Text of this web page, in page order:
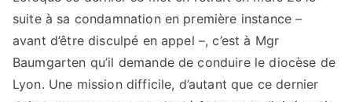
suite à sa condamnation en première instance –
avant d’être disculpé en appel –, c’est à Mgr
Baumgarten qu’il demande de conduire le diocèse de
Lyon. Une mission difficile, d’autant que ce dernier